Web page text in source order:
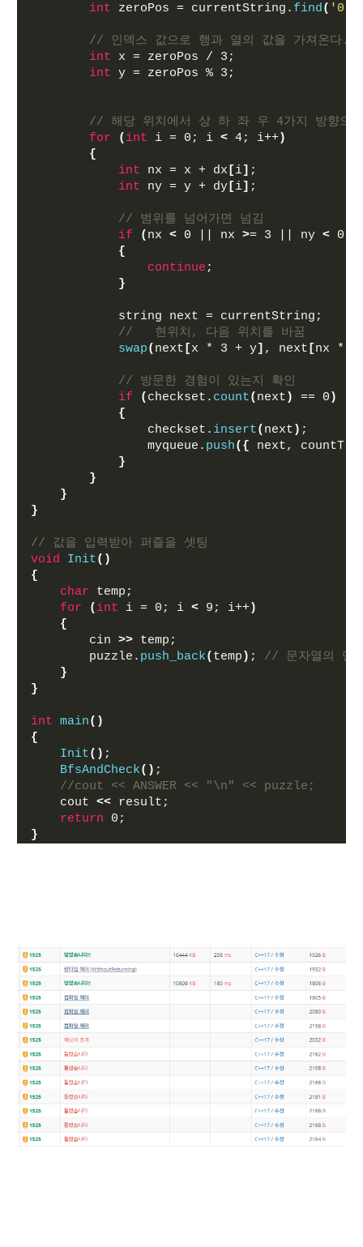
int zeroPos = currentString. find( '0'
// 인덱스 값으로 행과 열의 값을 가져온다.
int x = zeroPos / 3;
int y = zeroPos % 3;
// 해당 위치에서 상 하 좌 우 4가지 방향으
for
( int i = 0; i < 4; i++)
{
int nx = x + dx [i] ;
int ny = y + dy [i] ;
// 범위를 넘어가면 넘김
if
( nx < 0 || nx >= 3 || ny < 0
{
continue ;
}
            string next = currentString;
//   현위치, 다음 위치를 바꿈
swap( next [x * 3 + y] , next [nx * 3
// 방문한 경험이 있는지 확인
if
( checkset. count( next ) == 0 )
{
                checkset.
insert( next ) ;
                myqueue.
push({ next,
}
}
}
}
// 값을 입력받아 퍼즐을 셋팅
void
Init()
{
char temp;
for
( int i = 0; i < 9; i++)
{
        cin
>> temp;
        puzzle.
push_back( temp ) ; // 문자열의 맨
}
}
int main()
{
Init() ;
BfsAndCheck() ;
//cout << ANSWER << "\n" << puzzle;
    cout
<< result;
return 0;
}